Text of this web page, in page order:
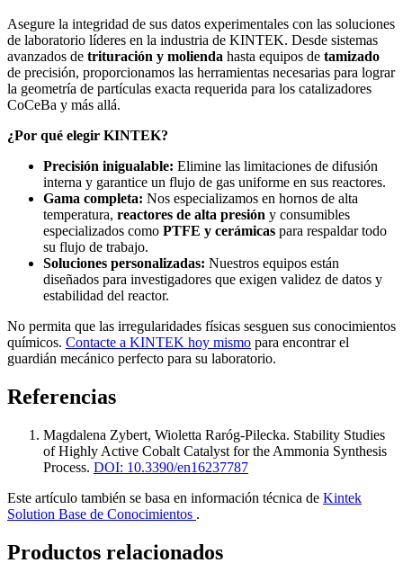
Asegure la integridad de sus datos experimentales con las soluciones
de laboratorio líderes en la industria de KINTEK. Desde sistemas
avanzados de trituración y molienda hasta equipos de tamizado
de precisión, proporcionamos las herramientas necesarias para lograr
la geometría de partículas exacta requerida para los catalizadores
CoCeBa y más allá.
¿Por qué elegir KINTEK?
Precisión inigualable: Elimine las limitaciones de difusión
interna y garantice un flujo de gas uniforme en sus reactores.
Gama completa: Nos especializamos en hornos de alta
temperatura, reactores de alta presión y consumibles
especializados como PTFE y cerámicas para respaldar todo
su flujo de trabajo.
Soluciones personalizadas: Nuestros equipos están
diseñados para investigadores que exigen validez de datos y
estabilidad del reactor.
No permita que las irregularidades físicas sesguen sus conocimientos
químicos. Contacte a KINTEK hoy mismo para encontrar el
guardián mecánico perfecto para su laboratorio.
Referencias
Magdalena Zybert, Wioletta Raróg‐Pilecka. Stability Studies
of Highly Active Cobalt Catalyst for the Ammonia Synthesis
Process. DOI: 10.3390/en16237787
Este artículo también se basa en información técnica de Kintek
Solution Base de Conocimientos .
Productos relacionados